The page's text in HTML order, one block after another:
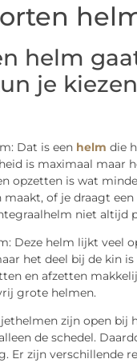
helm
je
Dat is een helm die
is maximaal maar
opzetten is wat
of je draagt een
niet altijd
Deze helm lijkt veel
het deel bij de kin is
en afzetten
grote helmen.
zijn open bij
de schedel.
Er zijn verschillende